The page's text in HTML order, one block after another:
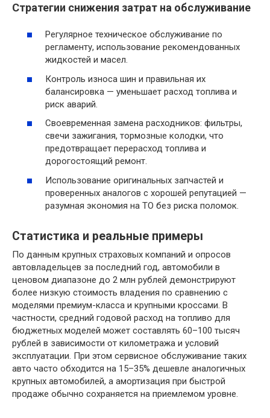
Стратегии снижения затрат на обслуживание
Регулярное техническое обслуживание по
регламенту, использование рекомендованных
жидкостей и масел.
Контроль износа шин и правильная их
балансировка — уменьшает расход топлива и
риск аварий.
Своевременная замена расходников: фильтры,
свечи зажигания, тормозные колодки, что
предотвращает перерасход топлива и
дорогостоящий ремонт.
Использование оригинальных запчастей и
проверенных аналогов с хорошей репутацией —
разумная экономия на ТО без риска поломок.
Статистика и реальные примеры
По данным крупных страховых компаний и опросов
автовладельцев за последний год, автомобили в
ценовом диапазоне до 2 млн рублей демонстрируют
более низкую стоимость владения по сравнению с
моделями премиум-класса и крупными кроссами. В
частности, средний годовой расход на топливо для
бюджетных моделей может составлять 60–100 тысяч
рублей в зависимости от километража и условий
эксплуатации. При этом сервисное обслуживание таких
авто часто обходится на 15–35% дешевле аналогичных
крупных автомобилей, а амортизация при быстрой
продаже обычно сохраняется на приемлемом уровне.